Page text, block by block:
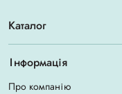
Каталог
Інформація
Про компанію